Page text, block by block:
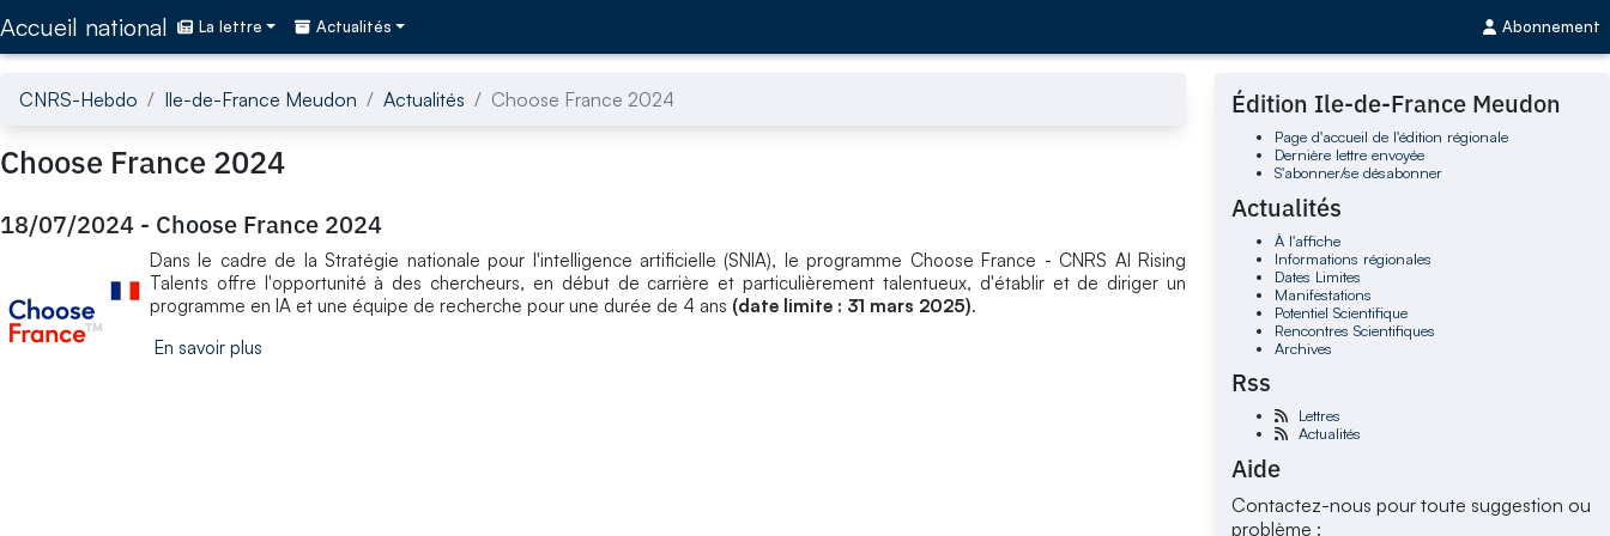
Accueil national La lettre Actualités Abonnement
CNRS-Hebdo Ile-de-France Meudon Actualités Choose France 2024
Choose France 2024
18/07/2024 - Choose France 2024
Dans le cadre de la Stratégie nationale pour l'intelligence artificielle (SNIA), le programme Choose France - CNRS AI Rising
Talents offre l'opportunité à des chercheurs, en début de carrière et particulièrement talentueux, d'établir et de diriger un
programme en IA et une équipe de recherche pour une durée de 4 ans (date limite : 31 mars 2025).
En savoir plus
Édition Ile-de-France Meudon
Page d'accueil de l'édition régionale
Dernière lettre envoyée
S'abonner/se désabonner
Actualités
À l'affiche
Informations régionales
Dates Limites
Manifestations
Potentiel Scientifique
Rencontres Scientifiques
Archives
Rss
Lettres
Actualités
Aide
Contactez-nous pour toute suggestion ou
problème :